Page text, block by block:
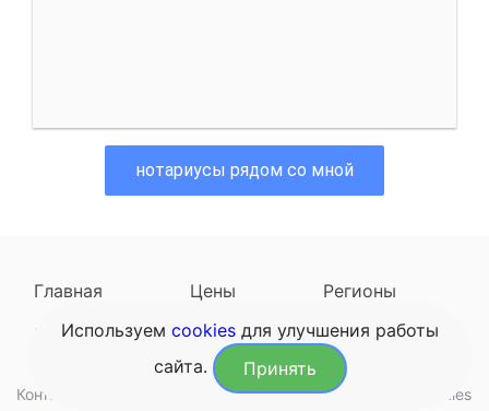
нотариусы рядом со мной
Главная Цены
Регионы
Наследодатели
Задать вопрос
Контакты Обработка данных Конфиденциальность Cookies
Используем cookies для улучшения работы
сайта.
Принять